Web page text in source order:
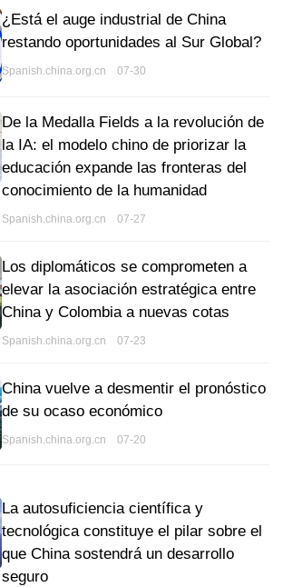
¿Está el auge industrial de China
restando oportunidades al Sur Global?
Spanish.china.org.cn 07-30
De la Medalla Fields a la revolución de
la IA: el modelo chino de priorizar la
educación expande las fronteras del
conocimiento de la humanidad
Spanish.china.org.cn 07-27
Los diplomáticos se comprometen a
elevar la asociación estratégica entre
China y Colombia a nuevas cotas
Spanish.china.org.cn 07-23
China vuelve a desmentir el pronóstico
de su ocaso económico
Spanish.china.org.cn 07-20
La autosuficiencia científica y
tecnológica constituye el pilar sobre el
que China sostendrá un desarrollo
seguro